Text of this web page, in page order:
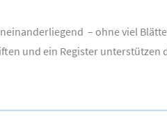
– ohne viel
und ein Register unterstützen